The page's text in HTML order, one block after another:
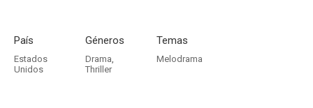
País
Estados
Unidos
Géneros
Drama,
Thriller
Temas
Melodrama